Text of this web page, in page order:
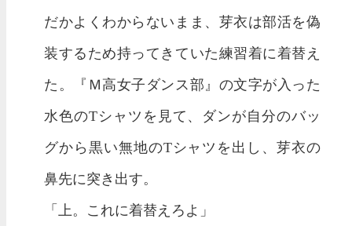
だかよくわからないまま、芽衣は部活を偽
装するため持ってきていた練習着に着替え
た。『Ｍ高女子ダンス部』の文字が入った
水色のTシャツを見て、ダンが自分のバッ
グから黒い無地のTシャツを出し、芽衣の
鼻先に突き出す。
「上。これに着替えろよ」